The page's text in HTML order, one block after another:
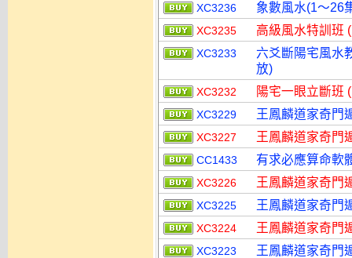
XC3236 象數風水(1～26
XC3235 高級風水特訓班
XC3233
六爻斷陽宅風水
放)
XC3232 陽宅一眼立斷班
XC3229 王鳳麟道家奇門
XC3227 王鳳麟道家奇門
CC1433 有求必應算命軟
XC3226 王鳳麟道家奇門
XC3225 王鳳麟道家奇門
XC3224 王鳳麟道家奇門
XC3223 王鳳麟道家奇門